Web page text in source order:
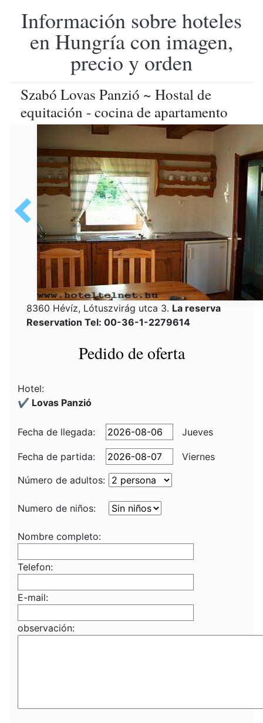
Información sobre hoteles
en Hungría con imagen,
precio y orden
Szabó Lovas Panzió ~ Hostal de
equitación - cocina de apartamento
8360 Hévíz, Lótuszvirág utca 3. La reserva
Reservation Tel: 00-36-1-2279614
Pedido de oferta
Hotel:
✔️ Lovas Panzió
Fecha de llegada: Jueves
Fecha de partida:
Viernes
Número de adultos:
Numero de niños:
Nombre completo:
Telefon:
E-mail:
observación: